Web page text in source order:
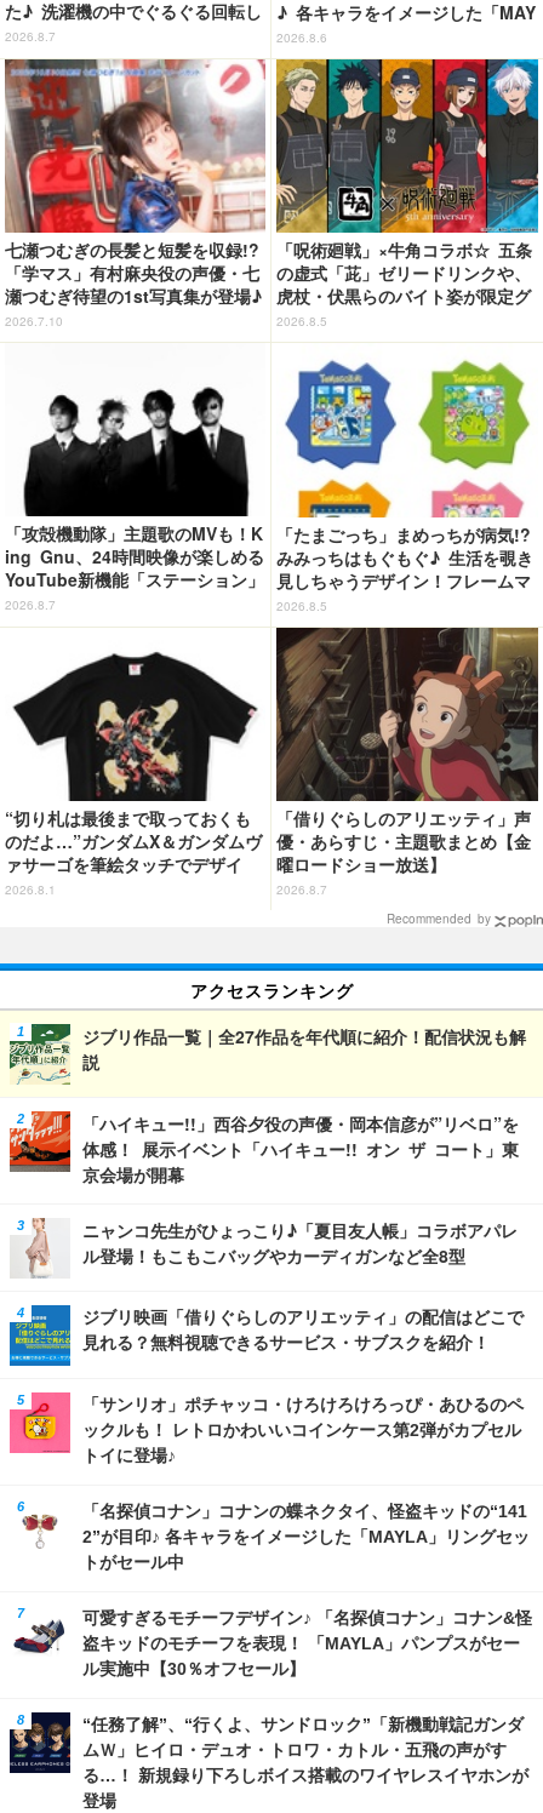
た♪ 洗濯機の中でぐるぐる回転し
続ける姿を思わず眺めたくなっち
ゃう!?
2026.8.7
♪ 各キャラをイメージした「MAY
LA」リングセットがセール中
2026.8.6
七瀬つむぎの長髪と短髪を収録!?
「学マス」有村麻央役の声優・七
瀬つむぎ待望の1st写真集が登場♪
10月30日に発売
2026.7.10
「呪術廻戦」×牛角コラボ☆ 五条
の虚式「茈」ゼリードリンクや、
虎杖・伏黒らのバイト姿が限定グ
ッズに【8月26日～】
2026.8.5
「攻殻機動隊」主題歌のMVも！K
ing Gnu、24時間映像が楽しめる
YouTube新機能「ステーション」
ページを公開
2026.8.7
「たまごっち」まめっちが病気!?
みみっちはもぐもぐ♪ 生活を覗き
見しちゃうデザイン！フレームマ
グネット「ぴたっとフレーム」登
場☆
2026.8.5
“切り札は最後まで取っておくも
のだよ…”ガンダムX＆ガンダムヴ
ァサーゴを筆絵タッチでデザイ
ン！「ガンダムX」Tシャツ発売
2026.8.1
「借りぐらしのアリエッティ」声
優・あらすじ・主題歌まとめ【金
曜ロードショー放送】
2026.8.7
Recommended by
アクセスランキング
ジブリ作品一覧｜全27作品を年代順に紹介！配信状況も解
説
「ハイキュー!!」西谷夕役の声優・岡本信彦が”リベロ”を
体感！ 展示イベント「ハイキュー!! オン ザ コート」東
京会場が開幕
ニャンコ先生がひょっこり♪「夏目友人帳」コラボアパレ
ル登場！もこもこバッグやカーディガンなど全8型
ジブリ映画「借りぐらしのアリエッティ」の配信はどこで
見れる？無料視聴できるサービス・サブスクを紹介！
「サンリオ」ポチャッコ・けろけろけろっぴ・あひるのペ
ックルも！ レトロかわいいコインケース第2弾がカプセル
トイに登場♪
「名探偵コナン」コナンの蝶ネクタイ、怪盗キッドの“141
2”が目印♪ 各キャラをイメージした「MAYLA」リングセッ
トがセール中
可愛すぎるモチーフデザイン♪ 「名探偵コナン」コナン&怪
盗キッドのモチーフを表現！ 「MAYLA」パンプスがセー
ル実施中【30％オフセール】
“任務了解”、“行くよ、サンドロック”「新機動戦記ガンダ
ムＷ」ヒイロ・デュオ・トロワ・カトル・五飛の声がす
る…！ 新規録り下ろしボイス搭載のワイヤレスイヤホンが
登場